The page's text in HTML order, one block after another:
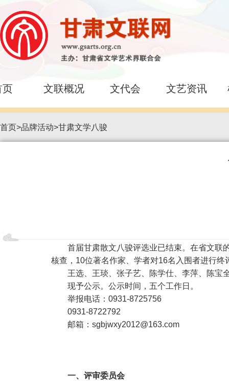
页 文联概况 文代会 文艺资讯
首页>品牌活动>甘肃文学八骏
首届甘肃散文八骏评选业已结束。在省文联
核查，10位著名作家、学者对16名入围者进行
王选、王琰、张子艺、陈学仕、李萍、陈宝
现予公示。公示时间，五个工作日。
举报电话：0931-8725756
0931-8722792
邮箱：sgbjwxy2012@163.com
一、评审委员会